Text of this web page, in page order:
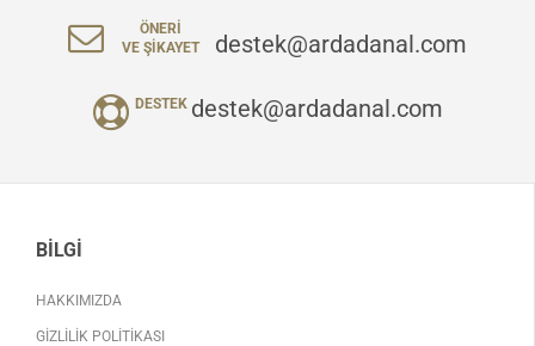
ÖNERI
VE ŞIKAYET
destek@ardadanal.com
DESTEK destek@ardadanal.com
BILGI
HAKKIMIZDA
GIZLILIK POLITIKASI